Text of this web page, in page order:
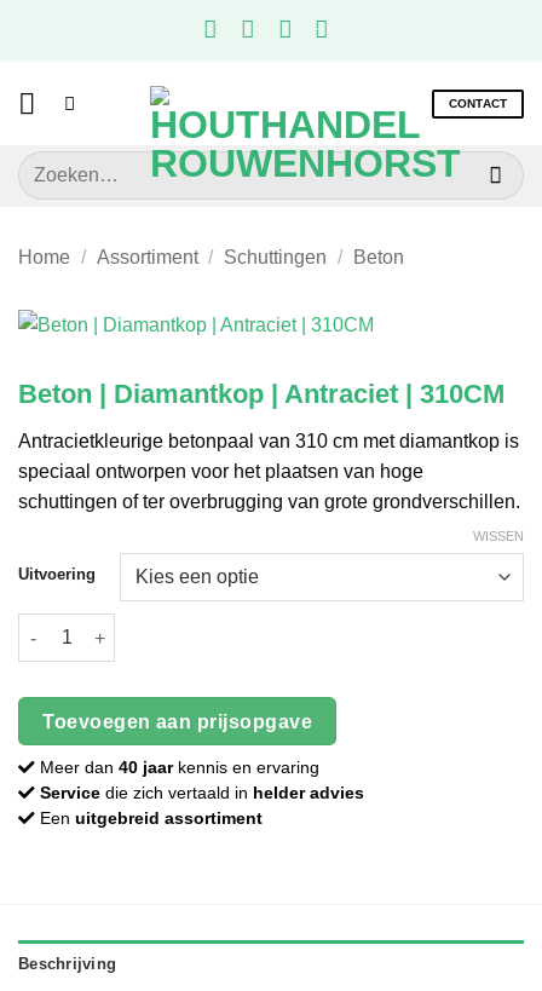
CONTACT
Zoeken
naar:
Home / Assortiment / Schuttingen / Beton
Beton | Diamantkop | Antraciet | 310CM
Antracietkleurige betonpaal van 310 cm met diamantkop is
speciaal ontworpen voor het plaatsen van hoge
schuttingen of ter overbrugging van grote grondverschillen.
Uitvoering
WISSEN
Beton | Diamantkop | Antraciet | 310CM aantal
Toevoegen aan prijsopgave
Meer dan 40 jaarkennis en ervaring
Service die zich vertaald in helder advies
Een uitgebreid assortiment
Beschrijving